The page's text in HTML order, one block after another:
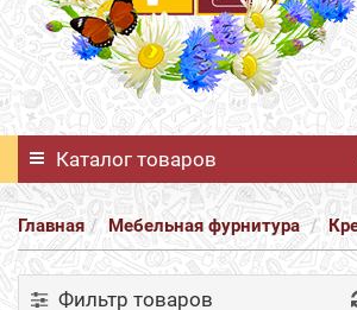
Каталог товаров
Главная Мебельная фурнитура
Фильтр товаров